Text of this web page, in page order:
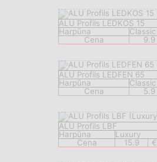
ALU Profils LEDKOS 15
Harpūna
Classic
Cena
9.9
ALU Profils LEDFEN 65
Harpūna
Classic
Cena
5.9
ALU Profils LBF
Harpūna
Luxury
Cena
15.9 €